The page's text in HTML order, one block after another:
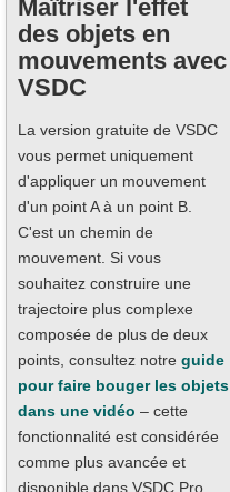
Maîtriser l'effet
des objets en
mouvements avec
VSDC
La version gratuite de VSDC
vous permet uniquement
d'appliquer un mouvement
d'un point A à un point B.
C'est un chemin de
mouvement. Si vous
souhaitez construire une
trajectoire plus complexe
composée de plus de deux
points, consultez notre guide
pour faire bouger les objets
dans une vidéo – cette
fonctionnalité est considérée
comme plus avancée et
disponible dans VSDC Pro